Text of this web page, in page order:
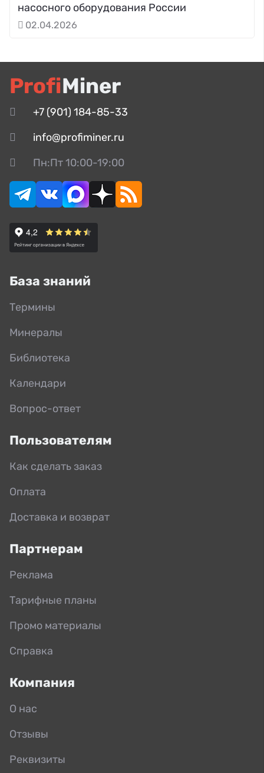
насосного оборудования России
02.04.2026
ProfiMiner
+7 (901) 184-85-33
info@profiminer.ru
Пн:Пт 10:00-19:00
База знаний
Термины
Минералы
Библиотека
Календари
Вопрос-ответ
Пользователям
Как сделать заказ
Оплата
Доставка и возврат
Партнерам
Реклама
Тарифные планы
Промо материалы
Справка
Компания
О нас
Отзывы
Реквизиты